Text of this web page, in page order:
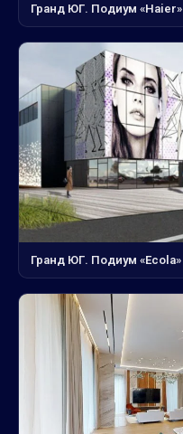
Гранд ЮГ. Подиум «Haier»
Гранд ЮГ. Подиум «Ecola»